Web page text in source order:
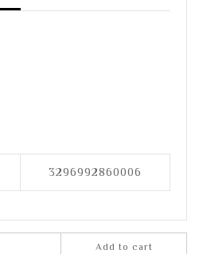
3296992860006
Add to cart